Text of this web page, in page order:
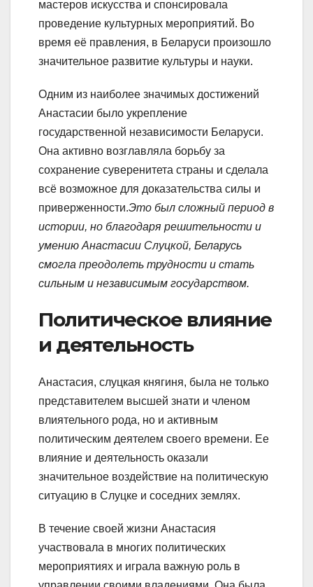
мастеров искусства и спонсировала
проведение культурных мероприятий. Во
время её правления, в Беларуси произошло
значительное развитие культуры и науки.
Одним из наиболее значимых достижений
Анастасии было укрепление
государственной независимости Беларуси.
Она активно возглавляла борьбу за
сохранение суверенитета страны и сделала
всё возможное для доказательства силы и
приверженности.Это был сложный период в
истории, но благодаря решительности и
умению Анастасии Слуцкой, Беларусь
смогла преодолеть трудности и стать
сильным и независимым государством.
Политическое влияние
и деятельность
Анастасия, слуцкая княгиня, была не только
представителем высшей знати и членом
влиятельного рода, но и активным
политическим деятелем своего времени. Ее
влияние и деятельность оказали
значительное воздействие на политическую
ситуацию в Слуцке и соседних землях.
В течение своей жизни Анастасия
участвовала в многих политических
мероприятиях и играла важную роль в